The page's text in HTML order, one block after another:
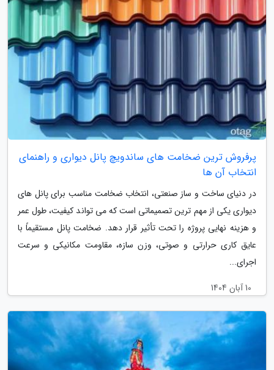
پرفروش ترین ضخامت های ساندویچ پانل دیواری و راهنمای
انتخاب آن ها
در دنیای ساخت و ساز صنعتی، انتخاب ضخامت مناسب برای پانل های
دیواری یکی از مهم ترین تصمیماتی است که می تواند کیفیت، طول عمر
و هزینه نهایی پروژه را تحت تأثیر قرار دهد. ضخامت پانل مستقیماً با
عایق کاری حرارتی و صوتی، وزن سازه، مقاومت مکانیکی و سرعت
اجرای...
10 آبان 1404